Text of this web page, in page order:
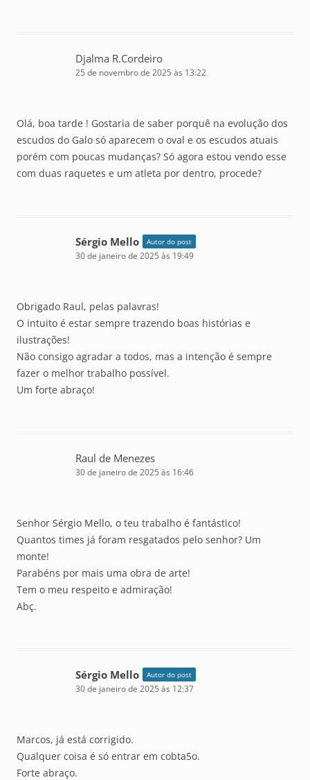
Djalma R.Cordeiro
25 de novembro de 2025 às 13:22
Olá, boa tarde ! Gostaria de saber porquê na evolução dos
escudos do Galo só aparecem o oval e os escudos atuais
porém com poucas mudanças? Só agora estou vendo esse
com duas raquetes e um atleta por dentro, procede?
Sérgio Mello Autor do post
30 de janeiro de 2025 às 19:49
Obrigado Raul, pelas palavras!
O intuito é estar sempre trazendo boas histórias e
ilustrações!
Não consigo agradar a todos, mas a intenção é sempre
fazer o melhor trabalho possível.
Um forte abraço!
Raul de Menezes
30 de janeiro de 2025 às 16:46
Senhor Sérgio Mello, o teu trabalho é fantástico!
Quantos times já foram resgatados pelo senhor? Um
monte!
Parabéns por mais uma obra de arte!
Tem o meu respeito e admiração!
Abç.
Sérgio Mello Autor do post
30 de janeiro de 2025 às 12:37
Marcos, já está corrigido.
Qualquer coisa é só entrar em cobta5o.
Forte abraço.